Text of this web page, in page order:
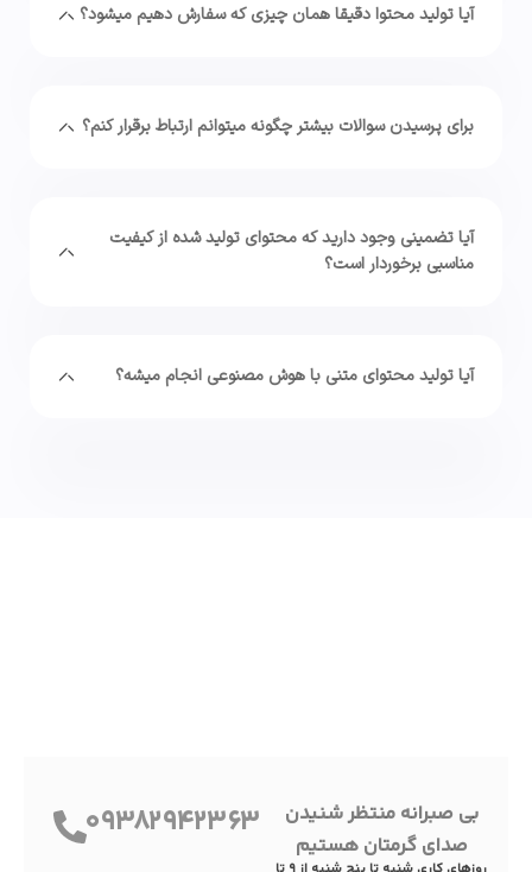
آیا تولید محتوا دقیقا همان چیزی که سفارش دهیم میشود؟
برای پرسیدن سوالات بیشتر چگونه میتوانم ارتباط برقرار کنم؟
آیا تضمینی وجود دارید که محتوای تولید شده از کیفیت
مناسبی برخوردار است؟
آیا تولید محتوای متنی با هوش مصنوعی انجام میشه؟
بی صبرانه منتظر شنیدن
صدای گرمتان هستیم
09382942363